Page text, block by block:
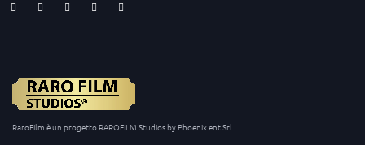
RaroFilm è un progetto RAROFILM Studios by Phoenix ent Srl